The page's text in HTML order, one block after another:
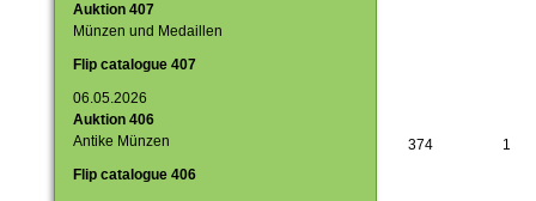
Auktion 407
Münzen und Medaillen
Flip catalogue 407
06.05.2026
Auktion 406
Antike Münzen
Flip catalogue 406
374 1